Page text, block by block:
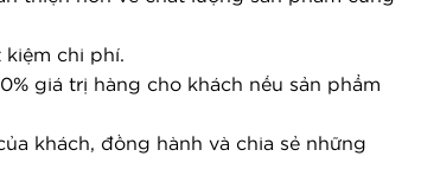
kiệm chi phí.
giá trị hàng cho khách nếu sản phẩm
khách, đồng hành và chia sẻ những